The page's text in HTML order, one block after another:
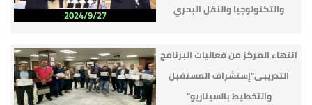
2024/9/27
والتكنولوجيا والنقل البحري
انتهاء المركز من فعاليات البرنامج
التدريبى"إستشراف المستقبل
والتخطيط بالسيناريو"